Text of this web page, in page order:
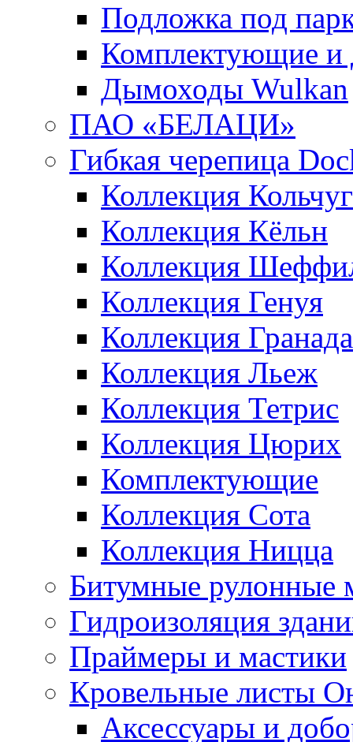
Подложка под
Комплектующие и
Дымоходы Wulkan
ПАО «БЕЛАЦИ»
Гибкая черепица
Коллекция
Коллекция Кёльн
Коллекция
Коллекция Генуя
Коллекция Гранада
Коллекция Льеж
Коллекция Тетрис
Коллекция Цюрих
Комплектующие
Коллекция Сота
Коллекция Ницца
Битумные рулонные
Гидроизоляция
Праймеры и мастики
Кровельные листы
Аксессуары и